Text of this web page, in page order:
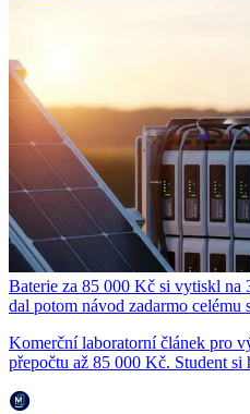
Baterie za 85 000 Kč si vytiskl na
dal potom návod zadarmo celému
Komerční laboratorní článek pro
přepočtu až 85 000 Kč. Student si